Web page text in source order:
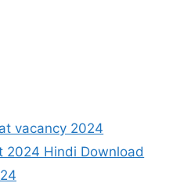
vacancy 2024
2024 Hindi Download